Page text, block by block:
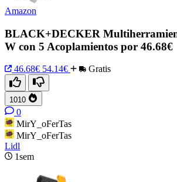
Amazon
BLACK+DECKER
W con 5 Acoplamientos por 46.68€
46.68€ 54.14€ Gratis
1010
0
MirY_oFerTas
MirY_oFerTas
Lidl
1sem